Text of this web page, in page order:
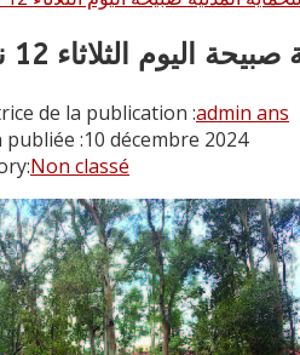
الثلاثاء 12 نوفمبر 2024
de la publication :admin ans
publiée :10 décembre 2024
Non classé